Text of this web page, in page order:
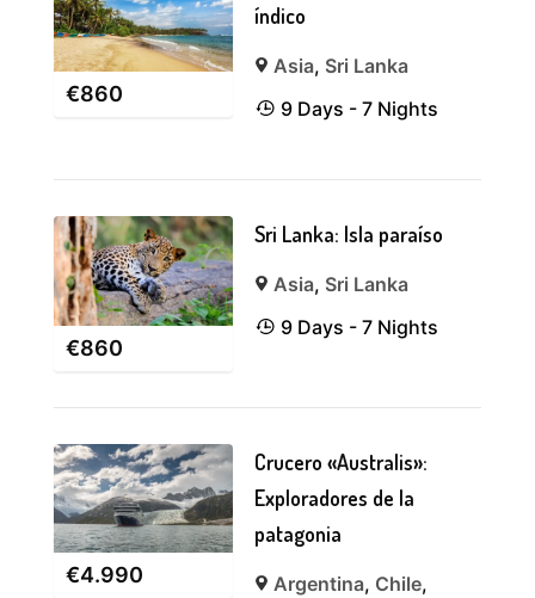
€860
índico
Asia, Sri Lanka
9 Days - 7 Nights
€860
Sri Lanka: Isla paraíso
Asia, Sri Lanka
9 Days - 7 Nights
€4.990
Crucero «Australis»:
Exploradores de la
patagonia
Argentina, Chile,